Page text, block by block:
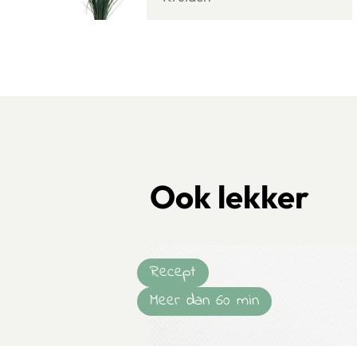
Ook lekker
Recept
Meer dan 60 min